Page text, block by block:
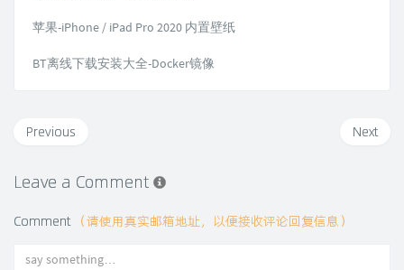
苹果-iPhone / iPad Pro 2020 内置壁纸
BT离线下载安装大全-Docker镜像
Next
Previous
Leave a Comment
Comment （请使用真实邮箱地址，以便接收评论回复信息）